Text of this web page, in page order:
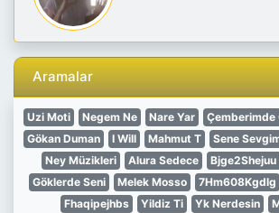
Aramalar
Uzi Moti Negem Ne Nare Yar Çemberimde
Gökan Duman
I Will Mahmut T Sene
Ney Müzikleri
Alura Sedece Bjge2Shejuu
Göklerde Seni
Melek Mosso 7Hm608Kgdlg
Fhaqipejhbs
Yildiz Ti Yk Nerdesin